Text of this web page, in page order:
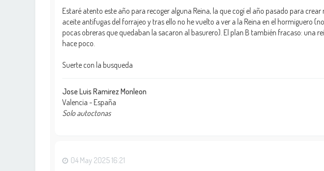
Estaré atento este año para recoger alguna Reina, la que cogí el año pasado para
aceite antifugas del forrajeo y tras ello no he vuelto a ver a la Reina en el hormiguero
pocas obreras que quedaban la sacaron al basurero). El plan B también fracaso: una
hace poco.
Suerte con la busqueda
Jose Luis Ramirez Monleon
Valencia - España
Solo autoctonas
04 May 2025 16:21